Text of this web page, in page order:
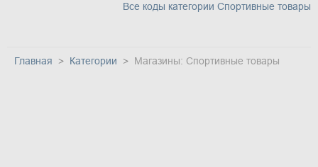
Все коды категории Спортивные товары
Главная Категории Магазины: Спортивные товары